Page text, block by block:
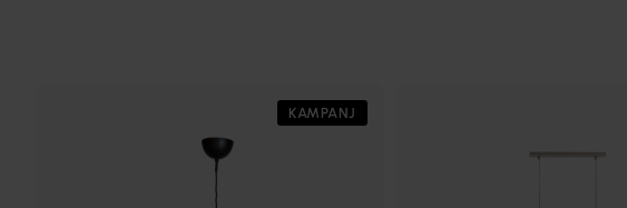
KAMPANJ